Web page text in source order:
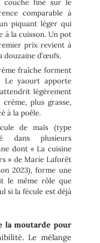
couche fine sur le
comparable à
piquant léger qui
à la cuisson. Un pot
prix revient à
douzaine d’œufs.
fraîche forment
Le yaourt apporte
légèrement
plus grasse,
à la poêle.
de maïs (type
dans plusieurs
dont « La cuisine
» de Marie Laforêt
2023), forme une
le même rôle que
si la fécule est déjà
la moutarde pour
Le mélange